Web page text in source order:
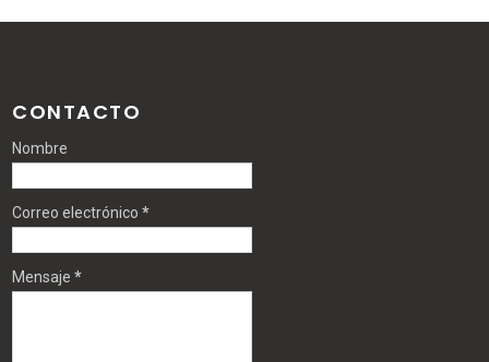
CONTACTO
Nombre
Correo electrónico*
Mensaje*